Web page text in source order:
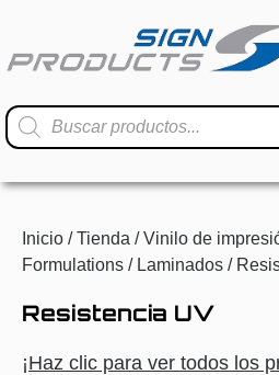
Inicio /Tienda /Vinilo de
Formulations / Laminados /
Resistencia UV
¡Haz clic para ver todos los